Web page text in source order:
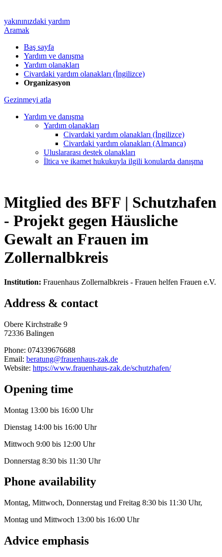
yakınınızdaki yardım
Aramak
Baş sayfa
Yardım ve danışma
Yardım olanakları
Civardaki yardım olanakları (İngilizce)
Organizasyon
Gezinmeyi atla
Yardım ve danışma
Yardım olanakları
Civardaki yardım olanakları (İngilizce)
Civardaki yardım olanakları (Almanca)
Uluslararası destek olanakları
İltica ve ikamet hukukuyla ilgili konularda danışma
Mitglied des BFF | Schutzhafen
- Projekt gegen Häusliche
Gewalt an Frauen im
Zollernalbkreis
Institution: Frauenhaus Zollernalbkreis - Frauen helfen Frauen e.V.
Address & contact
Obere Kirchstraße 9
72336 Balingen
Phone: 074339676688
Email: beratung@frauenhaus-zak.de
Website: https://www.frauenhaus-zak.de/schutzhafen/
Opening time
Montag 13:00 bis 16:00 Uhr
Dienstag 14:00 bis 16:00 Uhr
Mittwoch 9:00 bis 12:00 Uhr
Donnerstag 8:30 bis 11:30 Uhr
Phone availability
Montag, Mittwoch, Donnerstag und Freitag 8:30 bis 11:30 Uhr,
Montag und Mittwoch 13:00 bis 16:00 Uhr
Advice emphasis